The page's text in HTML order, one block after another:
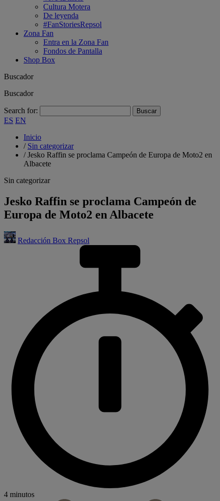
Cultura Motera
De leyenda
#FanStoriesRepsol
Zona Fan
Entra en la Zona Fan
Fondos de Pantalla
Shop Box
Buscador
Buscador
Search for:
ES EN
Inicio
/ Sin categorizar
/Jesko Raffin se proclama Campeón de Europa de Moto2 en
Albacete
Sin categorizar
Jesko Raffin se proclama Campeón de
Europa de Moto2 en Albacete
Redacción Box Repsol
4 minutos